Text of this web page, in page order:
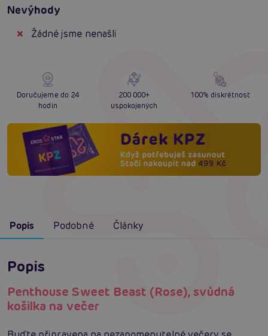
Nevýhody
Žádné jsme nenašli
Doručujeme do 24
hodin
200 000+
uspokojených
100% diskrétnost
Popis Podobné Články
Popis
Penthouse Sweet Beast (Rose), svůdná
košilka na večer